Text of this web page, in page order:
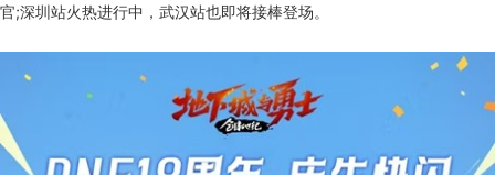
官;深圳站火热进行中，武汉站也即将接棒登场。